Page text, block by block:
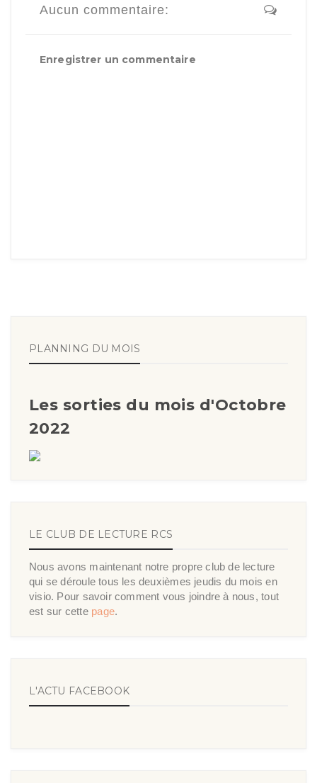
Aucun commentaire:
Enregistrer un commentaire
PLANNING DU MOIS
Les sorties du mois d'Octobre
2022
LE CLUB DE LECTURE RCS
Nous avons maintenant notre propre club de lecture
qui se déroule tous les deuxièmes jeudis du mois en
visio. Pour savoir comment vous joindre à nous, tout
est sur cette page.
L'ACTU FACEBOOK